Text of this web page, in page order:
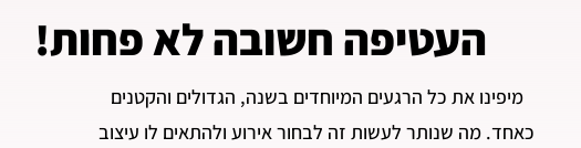
העטיפה חשובה לא פחות!
מיפינו את כל הרגעים המיוחדים בשנה, הגדולים והקטנים
כאחד. מה שנותר לעשות זה לבחור אירוע ולהתאים לו עיצוב